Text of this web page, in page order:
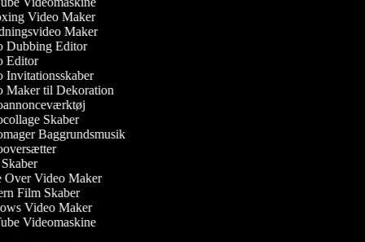
Video Maker
Maker
Editor
til Dekoration
Skaber
Baggrundsmusik
Video Maker
Film Skaber
Video Maker
Videomaskine